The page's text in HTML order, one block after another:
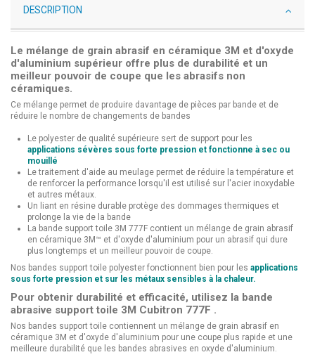
DESCRIPTION
Le mélange de grain abrasif en céramique 3M et d'oxyde
d'aluminium supérieur offre plus de durabilité et un
meilleur pouvoir de coupe que les abrasifs non
céramiques.
Ce mélange permet de produire davantage de pièces par bande et de
réduire le nombre de changements de bandes
Le polyester de qualité supérieure sert de support pour les
applications sévères sous forte pression et fonctionne à sec ou
mouillé
Le traitement d'aide au meulage permet de réduire la température et
de renforcer la performance lorsqu'il est utilisé sur l'acier inoxydable
et autres métaux.
Un liant en résine durable protège des dommages thermiques et
prolonge la vie de la bande
La bande support toile 3M 777F contient un mélange de grain abrasif
en céramique 3M™ et d'oxyde d'aluminium pour un abrasif qui dure
plus longtemps et un meilleur pouvoir de coupe.
Nos bandes support toile polyester fonctionnent bien pour les applications
sous forte pression et sur les métaux sensibles à la chaleur.
Pour obtenir durabilité et efficacité, utilisez la bande
abrasive support toile 3M Cubitron 777F .
Nos bandes support toile contiennent un mélange de grain abrasif en
céramique 3M et d'oxyde d'aluminium pour une coupe plus rapide et une
meilleure durabilité que les bandes abrasives en oxyde d'aluminium.